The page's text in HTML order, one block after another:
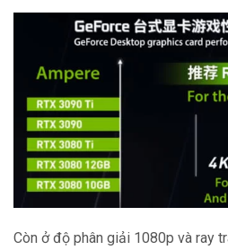
Còn ở độ phân giải 1080p và ray